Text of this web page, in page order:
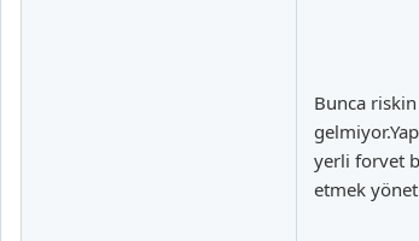
Bunca
yerli forvet
etmek